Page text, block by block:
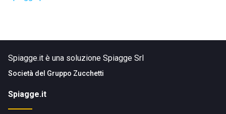
Spiagge.it è una soluzione Spiagge Srl
Società del Gruppo Zucchetti
Spiagge.it